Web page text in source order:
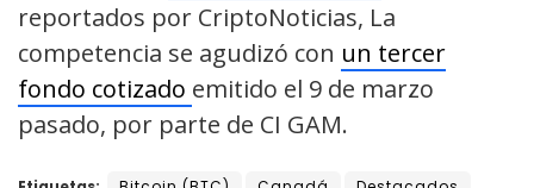
reportados por CriptoNoticias, La
competencia se agudizó con un tercer
fondo cotizado emitido el 9 de marzo
pasado, por parte de CI GAM.